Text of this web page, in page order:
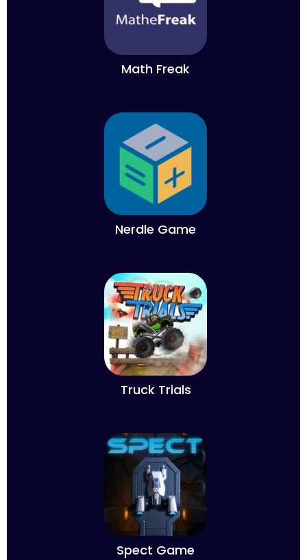
Math Freak
Nerdle Game
Truck Trials
Spect Game